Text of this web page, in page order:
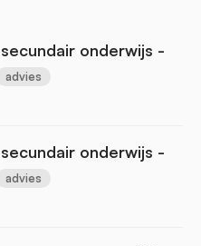
onderwijs -
advies
onderwijs -
advies